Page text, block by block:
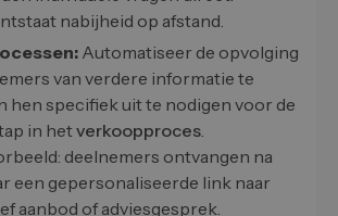
nabijheid op afstand.
Automatiseer de opvolging
van verdere informatie te
hen specifiek uit te nodigen voor de
in hetverkoopproces.
deelnemers ontvangen na
een gepersonaliseerde link naar
aanbod of adviesgesprek.